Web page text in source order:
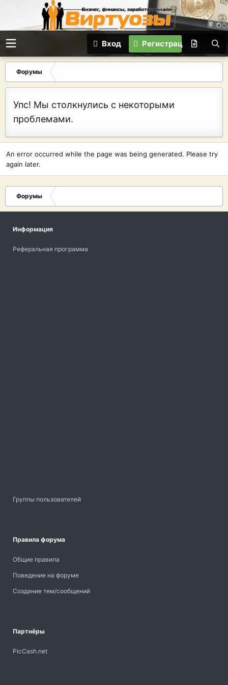
Вход Регистрация
Форумы
Упс! Мы столкнулись с некоторыми
проблемами.
An error occurred while the page was being generated. Please try
again later.
Форумы
Информация
Реферальная программа
Группы пользователей
Правила форума
Общие правила
Поведение на форуме
Создание тем/сообщений
Партнёры
PicCash.net